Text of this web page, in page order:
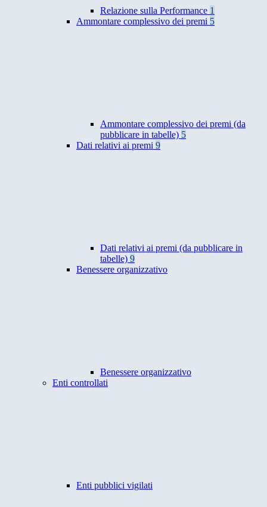
Relazione sulla Performance 1
Ammontare complessivo dei premi 5
Ammontare complessivo dei premi (da
pubblicare in tabelle) 5
Dati relativi ai premi 9
Dati relativi ai premi (da pubblicare in
tabelle) 9
Benessere organizzativo
Benessere organizzativo
Enti controllati
Enti pubblici vigilati